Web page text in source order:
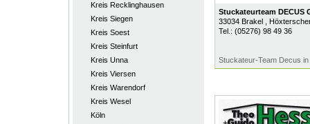
Kreis Recklinghausen
Kreis Siegen
Kreis Soest
Kreis Steinfurt
Kreis Unna
Kreis Viersen
Kreis Warendorf
Kreis Wesel
Köln
Stuckateurteam DECUS
33034 Brakel
,
Tel.: (05276) 98 49 36
Stuckateur-Team Decus